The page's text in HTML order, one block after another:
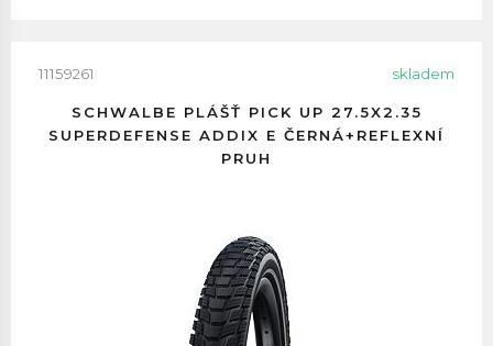
11159261 skladem
SCHWALBE PLÁŠŤ PICK UP 27.5X2.35
SUPERDEFENSE ADDIX E ČERNÁ+REFLEXNÍ
PRUH